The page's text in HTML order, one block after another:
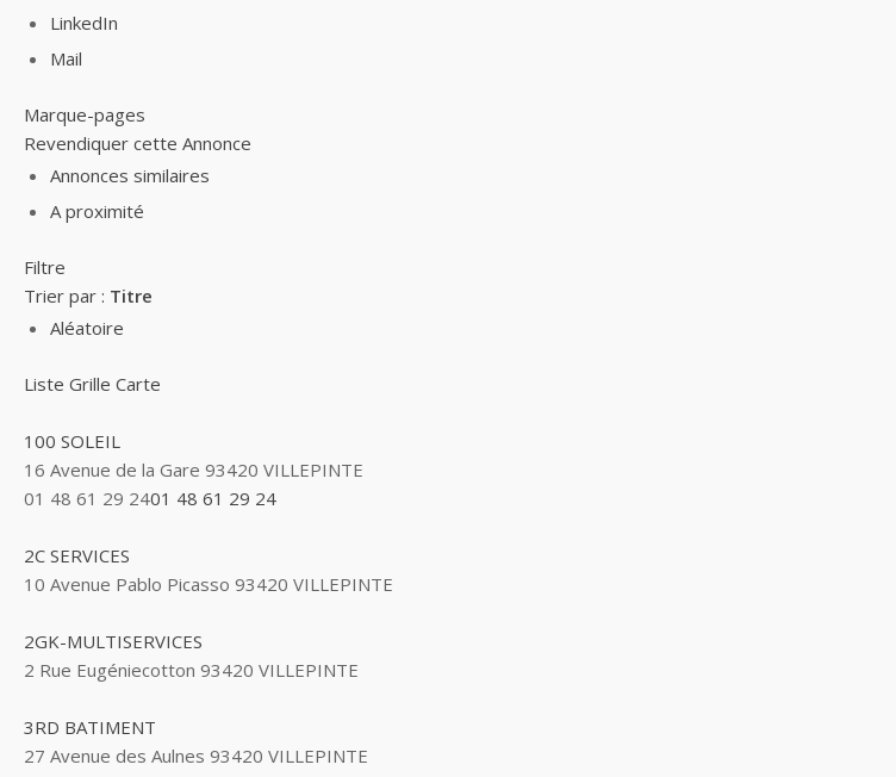
LinkedIn
Mail
Marque-pages
Revendiquer cette Annonce
Annonces similaires
A proximité
Filtre
Trier par : Titre
Aléatoire
Liste Grille Carte
100 SOLEIL
16 Avenue de la Gare 93420 VILLEPINTE
01 48 61 29 2401 48 61 29 24
2C SERVICES
10 Avenue Pablo Picasso 93420 VILLEPINTE
2GK-MULTISERVICES
2 Rue Eugéniecotton 93420 VILLEPINTE
3RD BATIMENT
27 Avenue des Aulnes 93420 VILLEPINTE